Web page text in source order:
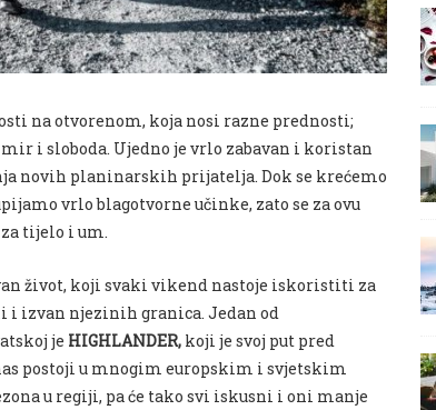
na otvorenom, koja nosi razne prednosti;
i sloboda. Ujedno je vrlo zabavan i koristan
novih planinarskih prijatelja. Dok se krećemo
vrlo blagotvorne učinke, zato se za ovu
tijelo i um.
život, koji svaki vikend nastoje iskoristiti za
izvan njezinih granica. Jedan od
je HIGHLANDER, koji je svoj put pred
postoji u mnogim europskim i svjetskim
u regiji, pa će tako svi iskusni i oni manje